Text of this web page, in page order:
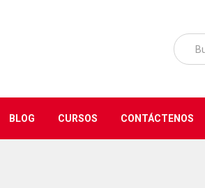
BLOG CURSOS CONTÁCTENOS